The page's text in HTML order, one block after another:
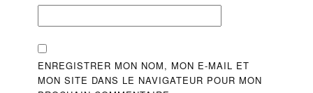
ENREGISTRER MON NOM, MON E-MAIL ET
MON SITE DANS LE NAVIGATEUR POUR MON